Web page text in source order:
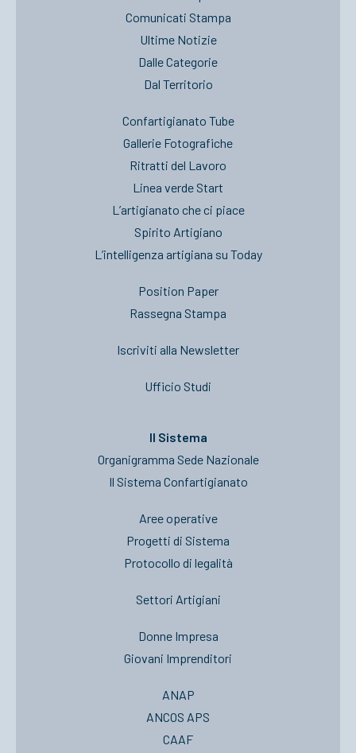
Comunicati Stampa
Ultime Notizie
Dalle Categorie
Dal Territorio
Confartigianato Tube
Gallerie Fotografiche
Ritratti del Lavoro
Linea verde Start
L’artigianato che ci piace
Spirito Artigiano
L’intelligenza artigiana su Today
Position Paper
Rassegna Stampa
Iscriviti alla Newsletter
Ufficio Studi
Il Sistema
Organigramma Sede Nazionale
Il Sistema Confartigianato
Aree operative
Progetti di Sistema
Protocollo di legalità
Settori Artigiani
Donne Impresa
Giovani Imprenditori
ANAP
ANCOS APS
CAAF